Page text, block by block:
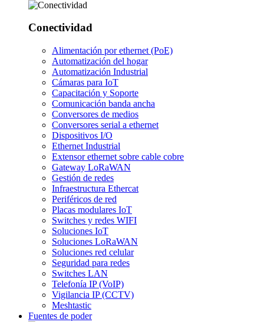
Conectividad
Alimentación por ethernet (PoE)
Automatización del hogar
Automatización Industrial
Cámaras para IoT
Capacitación y Soporte
Comunicación banda ancha
Conversores de medios
Conversores serial a ethernet
Dispositivos I/O
Ethernet Industrial
Extensor ethernet sobre cable cobre
Gateway LoRaWAN
Gestión de redes
Infraestructura Ethercat
Periféricos de red
Placas modulares IoT
Switches y redes WIFI
Soluciones IoT
Soluciones LoRaWAN
Soluciones red celular
Seguridad para redes
Switches LAN
Telefonía IP (VoIP)
Vigilancia IP (CCTV)
Meshtastic
Fuentes de poder